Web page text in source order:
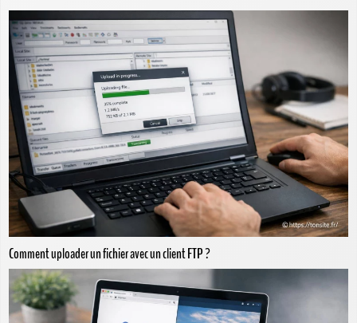
Comment uploader un fichier avec un client FTP ?